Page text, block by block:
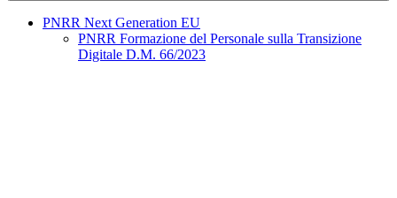
PNRR Next Generation EU
PNRR Formazione del Personale sulla Transizione
Digitale D.M. 66/2023